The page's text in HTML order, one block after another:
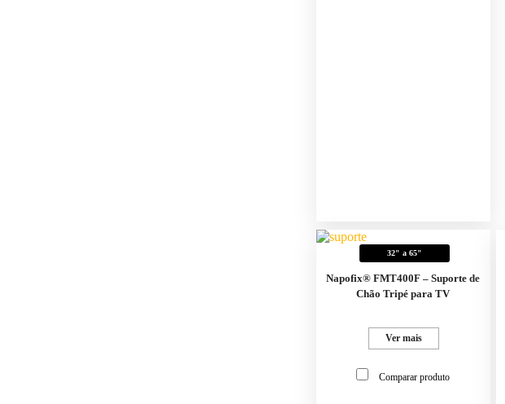
32" a 65"
Napofix® FMT400F – Suporte de
Chão Tripé para TV
Ver mais
Comparar produto